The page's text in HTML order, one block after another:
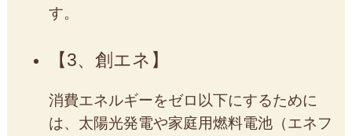
す。
3、創エネ
消費エネルギーをゼロ以下にするために
は、太陽光発電や家庭用燃料電池（エネフ